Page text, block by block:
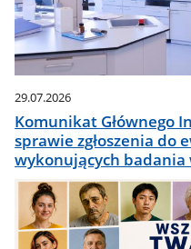
29.07.2026
Komunikat Głównego
sprawie zgłoszenia
wykonujących badania